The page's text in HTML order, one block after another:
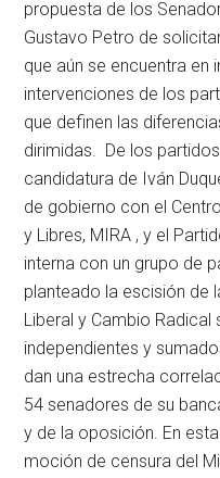
propuesta de los
Gustavo Petro de
que aún se encuentra en
intervenciones de los
que definen las
dirimidas. De los
candidatura de Iván
de gobierno con el
y Libres, MIRA , y el
interna con un grupo de
planteado la escisión de
Liberal y Cambio Radical
independientes y
dan una estrecha
54 senadores de su
y de la oposición. En
moción de censura del